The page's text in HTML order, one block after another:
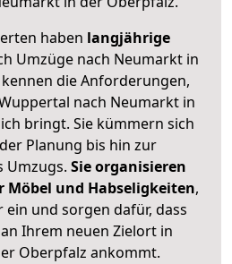
haben langjährige
Umzüge nach Neumarkt in
die Anforderungen,
nach Neumarkt in
bringt. Sie kümmern sich
Planung bis hin zur
Umzugs. Sie organisieren
Möbel und Habseligkeiten,
ein und sorgen dafür, dass
Ihrem neuen Zielort in
Oberpfalz ankommt.